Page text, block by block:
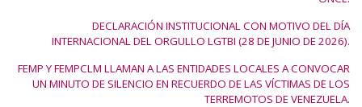
DECLARACIÓN INSTITUCIONAL CON MOTIVO DEL DÍA
INTERNACIONAL DEL ORGULLO LGTBI (28 DE JUNIO DE 2026).
FEMP Y FEMPCLM LLAMAN A LAS ENTIDADES LOCALES A CONVOCAR
UN MINUTO DE SILENCIO EN RECUERDO DE LAS VÍCTIMAS DE LOS
TERREMOTOS DE VENEZUELA.